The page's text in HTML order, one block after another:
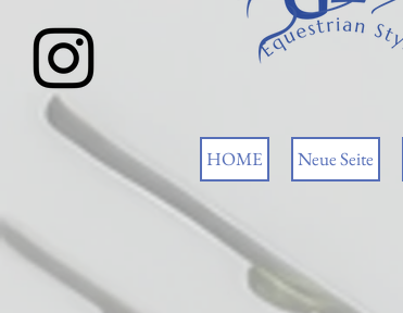
HOME Neue Seite